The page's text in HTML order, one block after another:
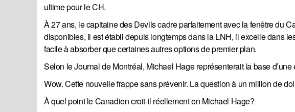
ultime pour le CH.
À 27 ans, le capitaine des Devils cadre parfaitement avec la fenêtre du
disponibles, il est établi depuis longtemps dans la LNH, il excelle dans
facile à absorber que certaines autres options de premier plan.
Selon le Journal de Montréal, Michael Hage représenterait la base
Wow. Cette nouvelle frappe sans prévenir. La question à un million de
À quel point le Canadien croit-il réellement en Michael Hage?